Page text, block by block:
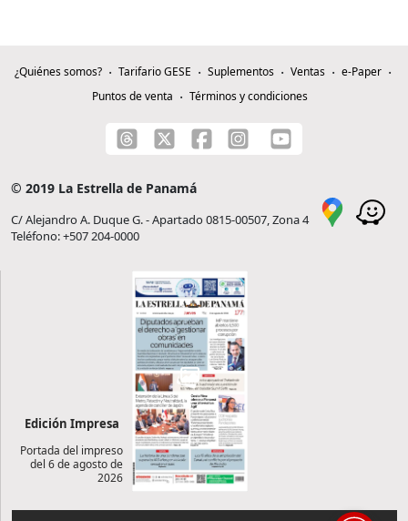
¿Quiénes somos? Tarifario GESE Suplementos Ventas
e-Paper
Puntos de venta
Términos y condiciones
© 2019 La Estrella de Panamá
C/ Alejandro A. Duque G. - Apartado 0815-00507, Zona 4
Teléfono: +507 204-0000
Edición Impresa
Portada del impreso
del 6 de agosto de
2026